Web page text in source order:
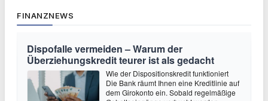
FINANZNEWS
Dispofalle vermeiden – Warum der
Überziehungskredit teurer ist als gedacht
Wie der Dispositionskredit funktioniert
Die Bank räumt Ihnen eine Kreditlinie auf
dem Girokonto ein. Sobald regelmäßige